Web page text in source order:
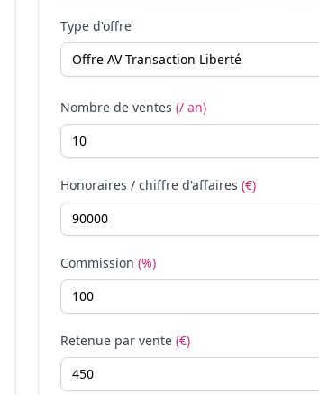
Type d'offre
Nombre de ventes (/ an)
Honoraires / chiffre d'affaires (€)
Commission (%)
Retenue par vente (€)